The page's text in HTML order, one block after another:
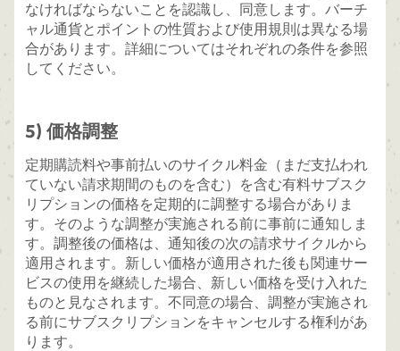
なければならないことを認識し、同意します。バーチ
ャル通貨とポイントの性質および使用規則は異なる場
合があります。詳細についてはそれぞれの条件を参照
してください。
5) 価格調整
定期購読料や事前払いのサイクル料金（まだ支払われ
ていない請求期間のものを含む）を含む有料サブスク
リプションの価格を定期的に調整する場合がありま
す。そのような調整が実施される前に事前に通知しま
す。調整後の価格は、通知後の次の請求サイクルから
適用されます。新しい価格が適用された後も関連サー
ビスの使用を継続した場合、新しい価格を受け入れた
ものと見なされます。不同意の場合、調整が実施され
る前にサブスクリプションをキャンセルする権利があ
ります。